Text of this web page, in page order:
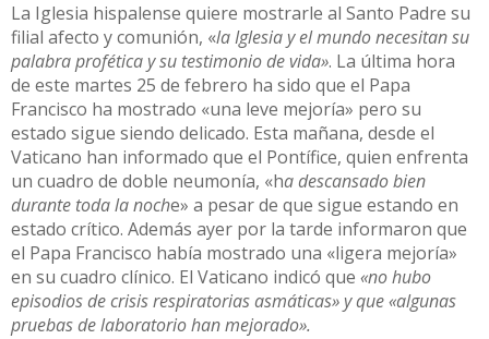
La Iglesia hispalense quiere mostrarle al Santo Padre su
filial afecto y comunión, «la Iglesia y el mundo necesitan su
palabra profética y su testimonio de vida». La última hora
de este martes 25 de febrero ha sido que el Papa
Francisco ha mostrado «una leve mejoría» pero su
estado sigue siendo delicado. Esta mañana, desde el
Vaticano han informado que el Pontífice, quien enfrenta
un cuadro de doble neumonía, «ha descansado bien
durante toda la noche» a pesar de que sigue estando en
estado crítico. Además ayer por la tarde informaron que
el Papa Francisco había mostrado una «ligera mejoría»
en su cuadro clínico. El Vaticano indicó que «no hubo
episodios de crisis respiratorias asmáticas» y que «algunas
pruebas de laboratorio han mejorado».